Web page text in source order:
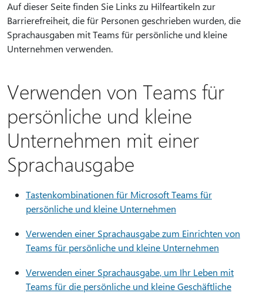
Auf dieser Seite finden Sie Links zu Hilfeartikeln zur
Barrierefreiheit, die für Personen geschrieben wurden, die
Sprachausgaben mit Teams für persönliche und kleine
Unternehmen verwenden.
Verwenden von Teams für
persönliche und kleine
Unternehmen mit einer
Sprachausgabe
Tastenkombinationen für Microsoft Teams für
persönliche und kleine Unternehmen
Verwenden einer Sprachausgabe zum Einrichten von
Teams für persönliche und kleine Unternehmen
Verwenden einer Sprachausgabe, um Ihr Leben mit
Teams für die persönliche und kleine Geschäftliche